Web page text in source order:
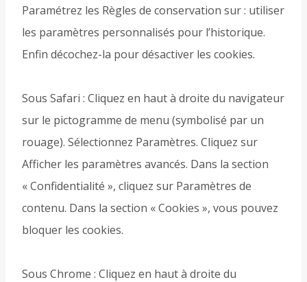
Paramétrez les Règles de conservation sur : utiliser
les paramètres personnalisés pour l’historique.
Enfin décochez-la pour désactiver les cookies.
Sous Safari : Cliquez en haut à droite du navigateur
sur le pictogramme de menu (symbolisé par un
rouage). Sélectionnez Paramètres. Cliquez sur
Afficher les paramètres avancés. Dans la section
« Confidentialité », cliquez sur Paramètres de
contenu. Dans la section « Cookies », vous pouvez
bloquer les cookies.
Sous Chrome : Cliquez en haut à droite du